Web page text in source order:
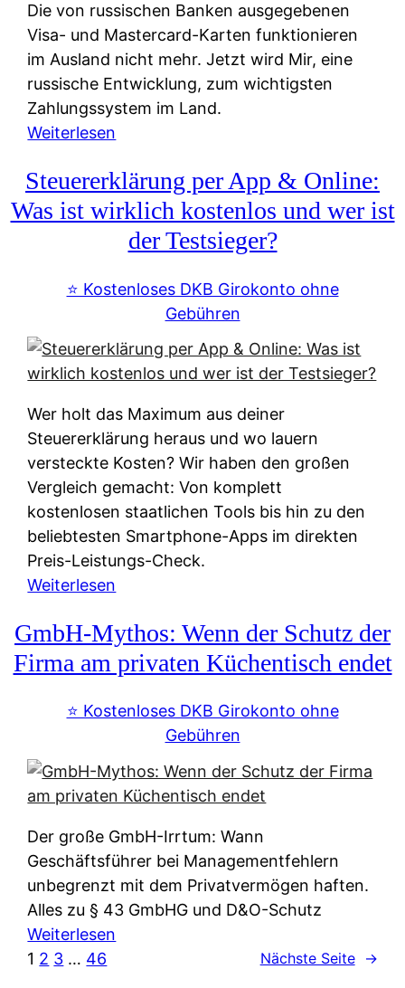
n
a
t
i
v
e
&
f
r
e
u
s
u
n
f
t
e
i
e
W
e
r
s
i
c
h
e
t
Die von russischen Banken ausgegebenen
Visa- und Mastercard-Karten funktionieren
im Ausland nicht mehr. Jetzt wird Mir, eine
russische Entwicklung, zum wichtigsten
Zahlungssystem im Land.
Weiterlesen
a
h
g
s
y
t
e
m
M
I
R
:
W
e
u
d
n
w
l
c
h
e
n
Steuererklärung per App & Online:
Was ist wirklich kostenlos und wer ist
der Testsieger?
⭐️ Kostenloses DKB Girokonto ohne
Gebühren
Wer holt das Maximum aus deiner
Steuererklärung heraus und wo lauern
versteckte Kosten? Wir haben den großen
Vergleich gemacht: Von komplett
kostenlosen staatlichen Tools bis hin zu den
beliebtesten Smartphone-Apps im direkten
Preis-Leistungs-Check.
Weiterlesen
t
e
u
e
r
k
l
ä
u
GmbH-Mythos: Wenn der Schutz der
Firma am privaten Küchentisch endet
⭐️ Kostenloses DKB Girokonto ohne
Gebühren
Der große GmbH-Irrtum: Wann
Geschäftsführer bei Managementfehlern
unbegrenzt mit dem Privatvermögen haften.
Alles zu § 43 GmbHG und D&O-Schutz
Weiterlesen
1 2 3 … 46 Nächste Seite →